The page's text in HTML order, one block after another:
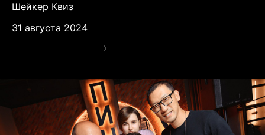
Шейкер Квиз
31 августа 2024